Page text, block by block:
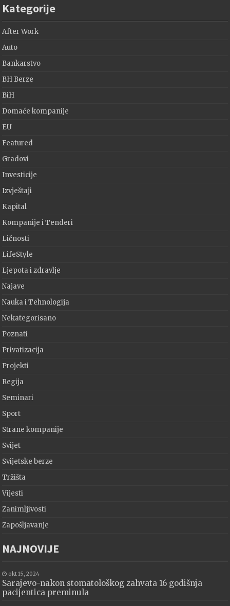
Kategorije
After Work
Auto
Bankarstvo
BH Berze
BiH
Domaće kompanije
EU
Featured
Gradovi
Investicije
Izvještaji
Kapital
Kompanije i Tenderi
Ličnosti
LifeStyle
Ljepota i zdravlje
Najave
Nauka i Tehnologija
Nekategorisano
Poznati
Privatizacija
Projekti
Regija
Seminari
Sport
Strane kompanije
Svijet
Svijetske berze
Tržišta
Vijesti
Zanimljivosti
Zapošljavanje
NAJNOVIJE
okt 15, 2024
Sarajevo-nakon stomatološkog zahvata 16 godišnja
pacijentica preminula